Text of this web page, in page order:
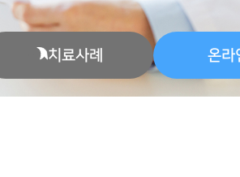
치료사례 온라